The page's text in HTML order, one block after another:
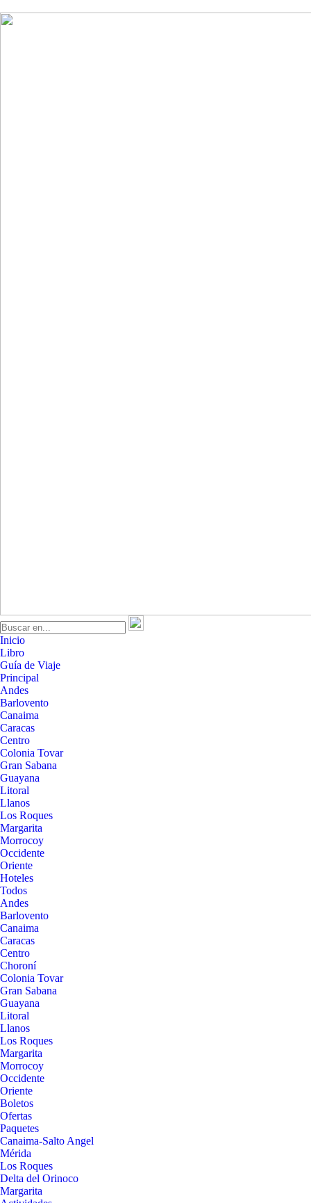
Inicio
Libro
Guía de Viaje
Principal
Andes
Barlovento
Canaima
Caracas
Centro
Colonia Tovar
Gran Sabana
Guayana
Litoral
Llanos
Los Roques
Margarita
Morrocoy
Occidente
Oriente
Hoteles
Todos
Andes
Barlovento
Canaima
Caracas
Centro
Choroní
Colonia Tovar
Gran Sabana
Guayana
Litoral
Llanos
Los Roques
Margarita
Morrocoy
Occidente
Oriente
Boletos
Ofertas
Paquetes
Canaima-Salto Angel
Mérida
Los Roques
Delta del Orinoco
Margarita